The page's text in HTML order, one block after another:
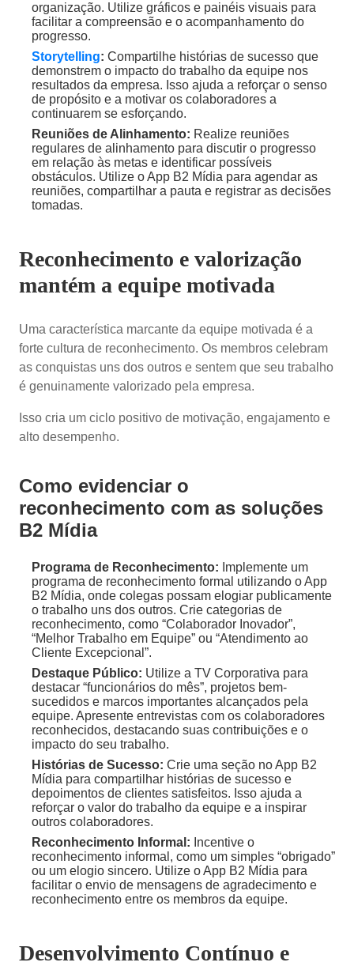
organização. Utilize gráficos e painéis visuais para
facilitar a compreensão e o acompanhamento do
progresso.
Storytelling: Compartilhe histórias de sucesso que
demonstrem o impacto do trabalho da equipe nos
resultados da empresa. Isso ajuda a reforçar o senso
de propósito e a motivar os colaboradores a
continuarem se esforçando.
Reuniões de Alinhamento: Realize reuniões
regulares de alinhamento para discutir o progresso
em relação às metas e identificar possíveis
obstáculos. Utilize o App B2 Mídia para agendar as
reuniões, compartilhar a pauta e registrar as decisões
tomadas.
Reconhecimento e valorização
mantém a equipe motivada
Uma característica marcante da equipe motivada é a
forte cultura de reconhecimento. Os membros celebram
as conquistas uns dos outros e sentem que seu trabalho
é genuinamente valorizado pela empresa.
Isso cria um ciclo positivo de motivação, engajamento e
alto desempenho.
Como evidenciar o
reconhecimento com as soluções
B2 Mídia
Programa de Reconhecimento: Implemente um
programa de reconhecimento formal utilizando o App
B2 Mídia, onde colegas possam elogiar publicamente
o trabalho uns dos outros. Crie categorias de
reconhecimento, como “Colaborador Inovador”,
“Melhor Trabalho em Equipe” ou “Atendimento ao
Cliente Excepcional”.
Destaque Público: Utilize a TV Corporativa para
destacar “funcionários do mês”, projetos bem-
sucedidos e marcos importantes alcançados pela
equipe. Apresente entrevistas com os colaboradores
reconhecidos, destacando suas contribuições e o
impacto do seu trabalho.
Histórias de Sucesso: Crie uma seção no App B2
Mídia para compartilhar histórias de sucesso e
depoimentos de clientes satisfeitos. Isso ajuda a
reforçar o valor do trabalho da equipe e a inspirar
outros colaboradores.
Reconhecimento Informal: Incentive o
reconhecimento informal, como um simples “obrigado”
ou um elogio sincero. Utilize o App B2 Mídia para
facilitar o envio de mensagens de agradecimento e
reconhecimento entre os membros da equipe.
Desenvolvimento Contínuo e